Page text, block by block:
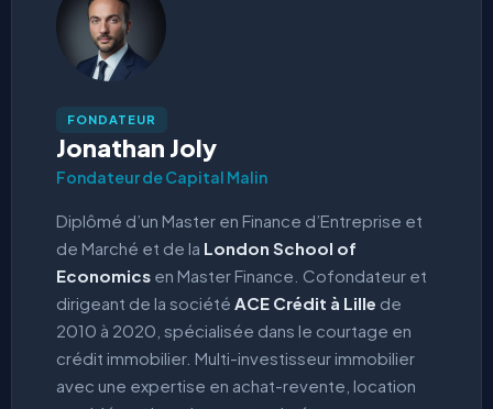
FONDATEUR
Jonathan Joly
Fondateur de Capital Malin
Diplômé d’un Master en Finance d’Entreprise et
de Marché et de la London School of
Economics en Master Finance. Cofondateur et
dirigeant de la société ACE Crédit à Lille de
2010 à 2020, spécialisée dans le courtage en
crédit immobilier. Multi-investisseur immobilier
avec une expertise en achat-revente, location